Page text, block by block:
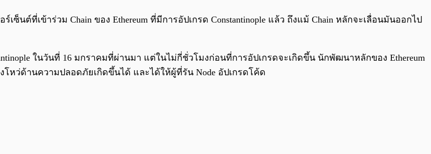
0:00 0:00
อร์เซ็นต์ที่เข้าร่วม Chain ของ Ethereum ที่มีการอัปเกรด Constantinople แล้ว ถึงแม้ Chain หลักจะเลื่อนมันออกไป
ในวันที่ 16 มกราคมที่ผ่านมา แต่ในไม่กี่ชั่วโมงก่อนที่การอัปเกรดจะเกิดขึ้น นักพัฒนาหลักของ Ethereum
โหว่ด้านความปลอดภัยเกิดขึ้นได้ และได้ให้ผู้ที่รัน Node อัปเกรดโค้ด